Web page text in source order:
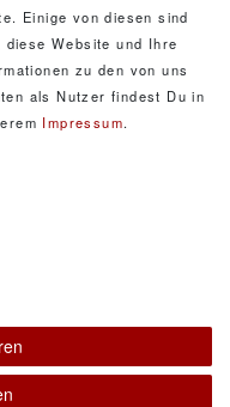
Daten­schutz­erklärung
ich jederzeit
Gestaltung, Design
Alle Rechte
Mehrwertsteuer und
Einige von diesen sind
Website und Ihre
zu den von uns
als Nutzer findest Du in
Impressum.